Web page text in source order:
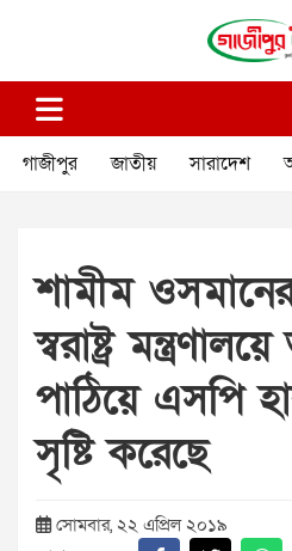
গাজীপুর কণ্ঠ
গাজীপুর জাতীয় সারাদেশ
শামীম
স্বরাষ্ট্র
পাঠিয়ে এসপি
সৃষ্টি করেছে
সোমবার, ২২ এপ্রিল ২০১৯